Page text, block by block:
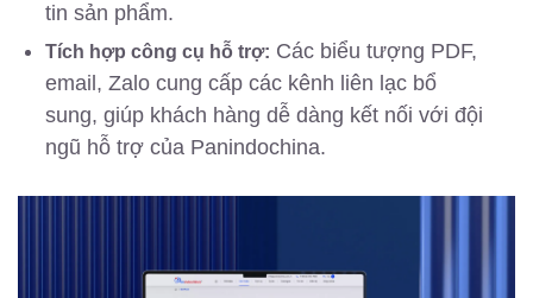
tin sản phẩm.
Tích hợp công cụ hỗ trợ: Các biểu tượng PDF,
email, Zalo cung cấp các kênh liên lạc bổ
sung, giúp khách hàng dễ dàng kết nối với đội
ngũ hỗ trợ của Panindochina.